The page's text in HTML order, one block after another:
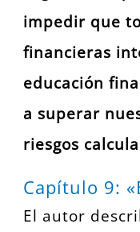
impedir que
financieras
educación
a superar
riesgos
Capítulo 9:
El autor